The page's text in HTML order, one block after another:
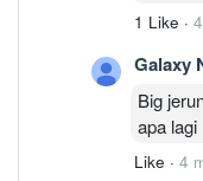
1 Like ·
Galaxy
Big
apa lagi
Like · 4